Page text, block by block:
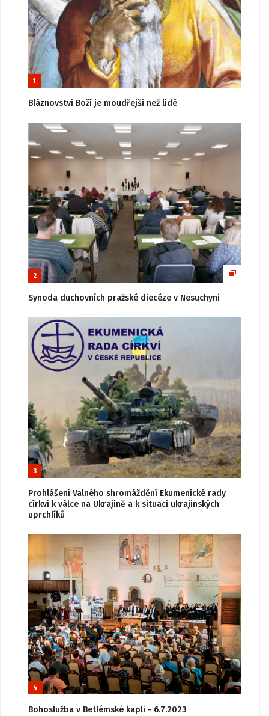
1
Bláznovství Boží je moudřejší než lidé
2
Synoda duchovních pražské diecéze v Nesuchyni
3
Prohlášení Valného shromáždění Ekumenické rady
církví k válce na Ukrajině a k situaci ukrajinských
uprchlíků
4
Bohoslužba v Betlémské kapli - 6.7.2023